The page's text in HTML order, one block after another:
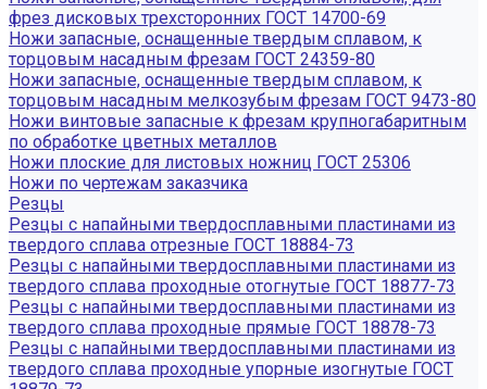
фрез дисковых трехсторонних ГОСТ 14700-69
Ножи запасные, оснащенные твердым сплавом, к
торцовым насадным фрезам ГОСТ 24359-80
Ножи запасные, оснащенные твердым сплавом, к
торцовым насадным мелкозубым фрезам ГОСТ 9473-80
Ножи винтовые запасные к фрезам крупногабаритным
по обработке цветных металлов
Ножи плоские для листовых ножниц ГОСТ 25306
Ножи по чертежам заказчика
Резцы
Резцы с напайными твердосплавными пластинами из
твердого сплава отрезные ГОСТ 18884-73
Резцы с напайными твердосплавными пластинами из
твердого сплава проходные отогнутые ГОСТ 18877-73
Резцы с напайными твердосплавными пластинами из
твердого сплава проходные прямые ГОСТ 18878-73
Резцы с напайными твердосплавными пластинами из
твердого сплава проходные упорные изогнутые ГОСТ